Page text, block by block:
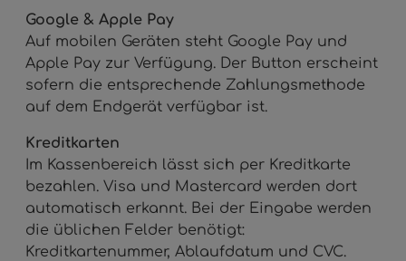
Google & Apple Pay
Auf mobilen Geräten steht Google Pay und
Apple Pay zur Verfügung. Der Button erscheint
sofern die entsprechende Zahlungsmethode
auf dem Endgerät verfügbar ist.
Kreditkarten
Im Kassenbereich lässt sich per Kreditkarte
bezahlen. Visa und Mastercard werden dort
automatisch erkannt. Bei der Eingabe werden
die üblichen Felder benötigt:
Kreditkartenummer, Ablaufdatum und CVC.